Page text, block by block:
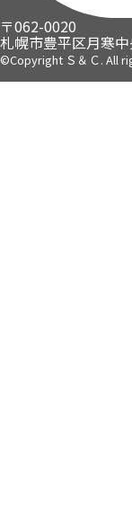
〒062-0020
札幌市豊平区月寒
©Copyright Ｓ＆Ｃ. All